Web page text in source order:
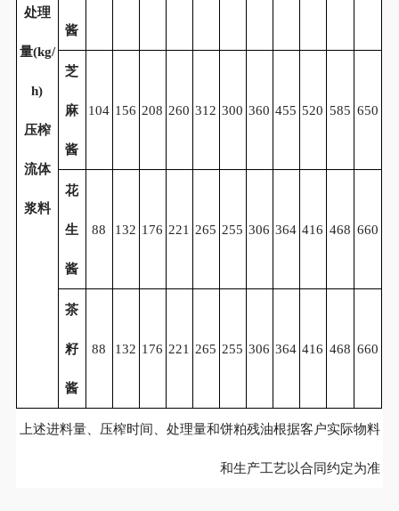
处理
量(kg/
h)
压榨
流体
浆料
酱
芝
麻
酱
104 156 208 260 312 300 360 455 520 585 650
花
生
酱
88 132 176 221 265 255 306 364 416 468 660
茶
籽
酱
88 132 176 221 265 255 306 364 416 468 660
上述进料量、压榨时间、处理量和饼粕残油根据客户实际物料
和生产工艺以合同约定为准